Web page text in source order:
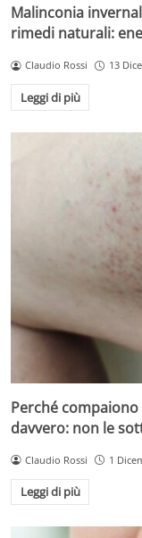
Malinconia
rimedi naturali:
Claudio Rossi 13
Leggi di più
Perché
davvero: non le
Claudio Rossi 1
Leggi di più